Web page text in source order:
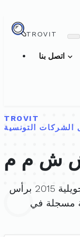
TROVIT
TROVIT
الشركات التونسية
ش ش م م
. تم تأسيسها في 2 جويلية 2015 برأس
مسجلة في